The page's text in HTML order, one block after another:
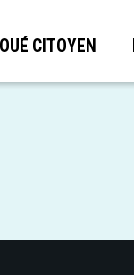
CITOYEN